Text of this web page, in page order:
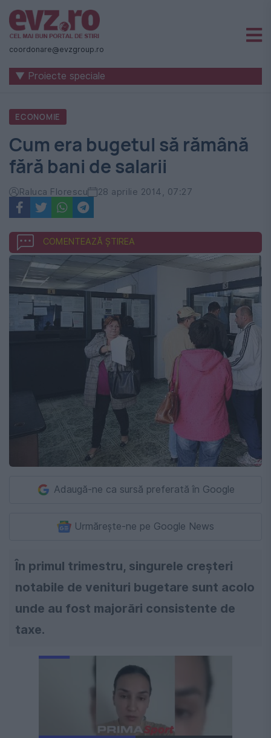
Știri
naționale
internaționale
România
-
Evenimentul
Zilei
coordonare@evzgroup.ro
▼ Proiecte speciale
ECONOMIE
Cum era bugetul să rămână
fără bani de salarii
Raluca Florescu 28 aprilie 2014, 07:27
COMENTEAZĂ ȘTIREA
Adaugă-ne ca sursă preferată în Google
Urmărește-ne pe Google News
În primul trimestru, singurele creșteri
notabile de venituri bugetare sunt acolo
unde au fost majorări consistente de
taxe.